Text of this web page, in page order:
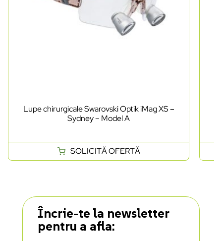
Lupe chirurgicale Swarovski Optik iMag XS –
Sydney – Model A
SOLICITĂ OFERTĂ
Încrie-te la newsletter
pentru a afla: